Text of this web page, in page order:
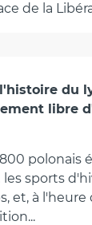
de la
du
libre
sports
et, à